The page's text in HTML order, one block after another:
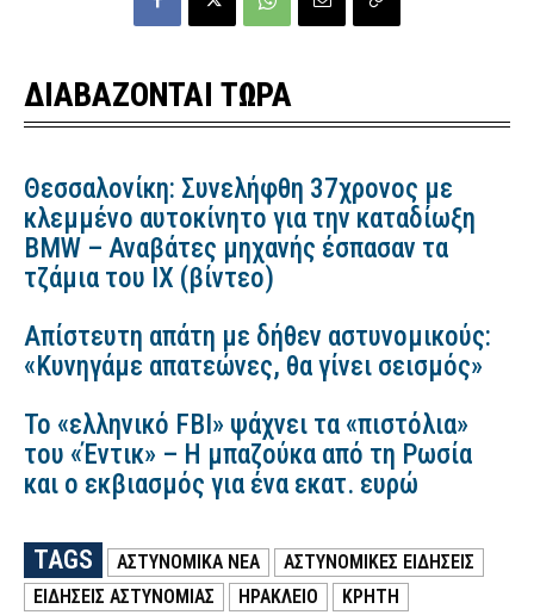
ΔΙΑΒΑΖΟΝΤΑΙ ΤΩΡΑ
Θεσσαλονίκη: Συνελήφθη 37χρονος με
κλεμμένο αυτοκίνητο για την καταδίωξη
BMW – Αναβάτες μηχανής έσπασαν τα
τζάμια του ΙΧ (βίντεο)
Απίστευτη απάτη με δήθεν αστυνομικούς:
«Κυνηγάμε απατεώνες, θα γίνει σεισμός»
Το «ελληνικό FBI» ψάχνει τα «πιστόλια»
του «Έντικ» – Η μπαζούκα από τη Ρωσία
και ο εκβιασμός για ένα εκατ. ευρώ
TAGS ΑΣΤΥΝΟΜΙΚΑ ΝΕΑ
ΑΣΤΥΝΟΜΙΚΕΣ ΕΙΔΗΣΕΙΣ
ΕΙΔΗΣΕΙΣ ΑΣΤΥΝΟΜΙΑΣ
ΗΡΑΚΛΕΙΟ ΚΡΗΤΗ